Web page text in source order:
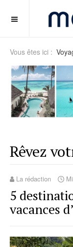
reading-match-
OFF CANVAS
Vous êtes ici :
Rêvez
La rédaction
5
vacances